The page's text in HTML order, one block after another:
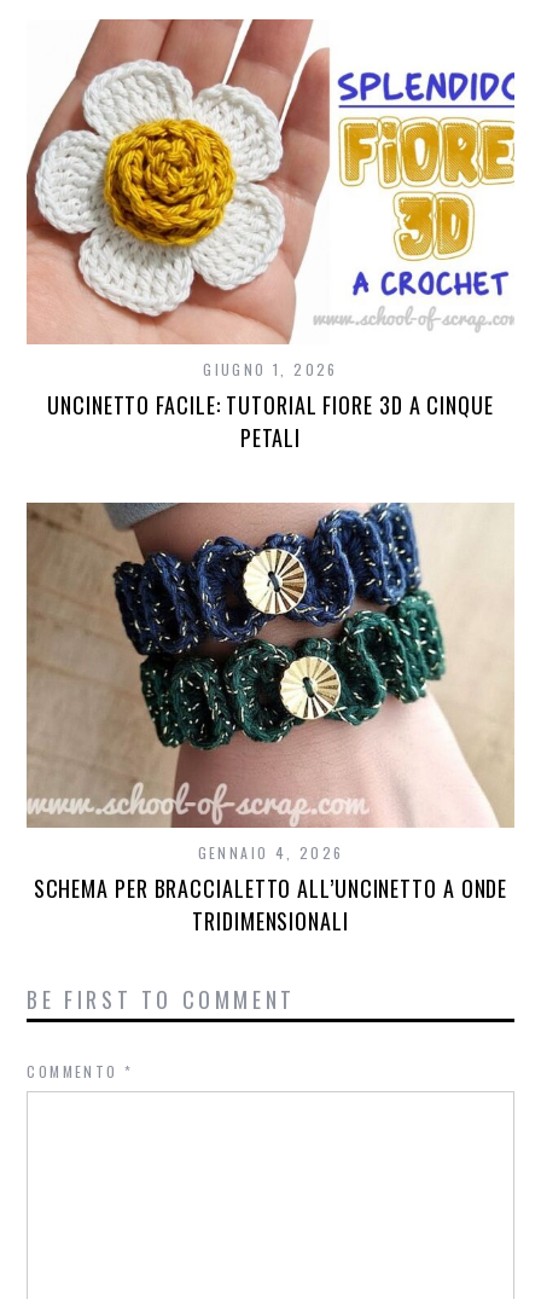
GIUGNO 1, 2026
UNCINETTO FACILE: TUTORIAL FIORE 3D A CINQUE
PETALI
GENNAIO 4, 2026
SCHEMA PER BRACCIALETTO ALL’UNCINETTO A ONDE
TRIDIMENSIONALI
BE FIRST TO COMMENT
COMMENTO*